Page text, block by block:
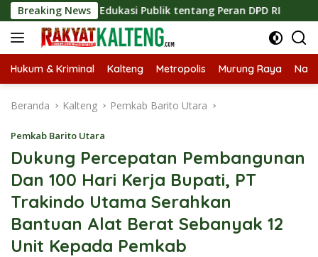
Langsung
ke
konten
Breaking News
Edukasi Publik tentang Peran DPD RI Masuknya
Hukum & Kriminal Kalteng Metropolis Murung Raya
Beranda Kalteng Pemkab Barito Utara
Pemkab Barito Utara
Dukung Percepatan Pembangunan
Dan 100 Hari Kerja Bupati, PT
Trakindo Utama Serahkan
Bantuan Alat Berat Sebanyak 12
Unit Kepada Pemkab